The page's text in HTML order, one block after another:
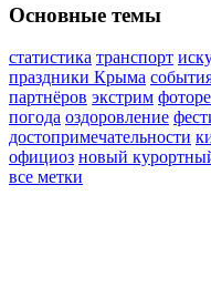
Основные темы
статистика транспорт
праздники Крыма
партнёров экстрим
погода оздоровление
достопримечательности
официоз новый
все метки